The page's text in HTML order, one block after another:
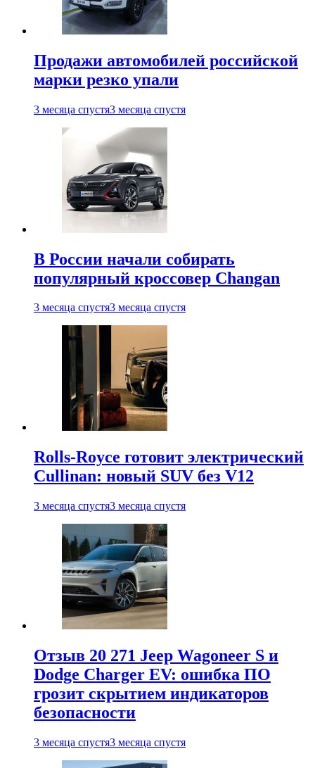
Продажи автомобилей российской
марки резко упали
3 месяца спустя3 месяца спустя
В России начали собирать
популярный кроссовер Changan
3 месяца спустя3 месяца спустя
Rolls-Royce готовит электрический
Cullinan: новый SUV без V12
3 месяца спустя3 месяца спустя
Отзыв 20 271 Jeep Wagoneer S и
Dodge Charger EV: ошибка ПО
грозит скрытием индикаторов
безопасности
3 месяца спустя3 месяца спустя